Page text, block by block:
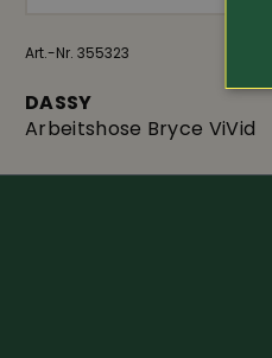
Art.-Nr. 355323
DASSY
Arbeitshose Bryce ViVid